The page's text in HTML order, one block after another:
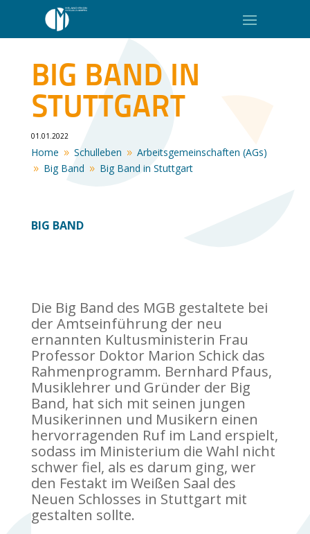
BIG BAND IN
STUTTGART
01.01.2022
Home 9 Schulleben 9 Arbeitsgemeinschaften (AGs)
9 Big Band 9 Big Band in Stuttgart
BIG BAND
Die Big Band des MGB gestaltete bei
der Amtseinführung der neu
ernannten Kultusministerin Frau
Professor Doktor Marion Schick das
Rahmenprogramm. Bernhard Pfaus,
Musiklehrer und Gründer der Big
Band, hat sich mit seinen jungen
Musikerinnen und Musikern einen
hervorragenden Ruf im Land erspielt,
sodass im Ministerium die Wahl nicht
schwer fiel, als es darum ging, wer
den Festakt im Weißen Saal des
Neuen Schlosses in Stuttgart mit
gestalten sollte.